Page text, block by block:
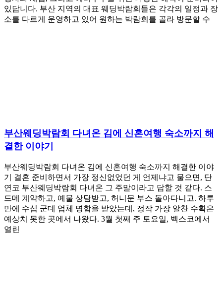
있답니다. 부산 지역의 대표 웨딩박람회들은 각각의 일정과 장
소를 다르게 운영하고 있어 원하는 박람회를 골라 방문할 수
부산웨딩박람회 다녀온 김에 신혼여행 숙소까지 해
결한 이야기
부산웨딩박람회 다녀온 김에 신혼여행 숙소까지 해결한 이야
기 결혼 준비하면서 가장 정신없었던 게 언제냐고 물으면, 단
연코 부산웨딩박람회 다녀온 그 주말이라고 답할 것 같다. 스
드메 계약하고, 예물 상담받고, 허니문 부스 돌아다니고. 하루
만에 수십 군데 업체 명함을 받았는데, 정작 가장 알찬 수확은
예상치 못한 곳에서 나왔다. 3월 첫째 주 토요일, 벡스코에서
열린